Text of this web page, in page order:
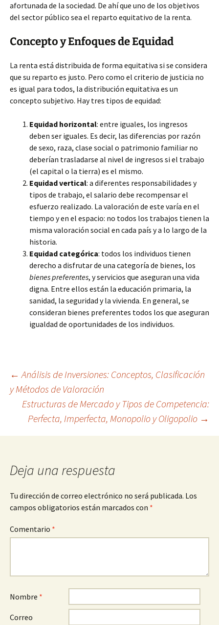
afortunada de la sociedad. De ahí que uno de los objetivos
del sector público sea el reparto equitativo de la renta.
Concepto y Enfoques de Equidad
La renta está distribuida de forma equitativa si se considera
que su reparto es justo. Pero como el criterio de justicia no
es igual para todos, la distribución equitativa es un
concepto subjetivo. Hay tres tipos de equidad:
Equidad horizontal: entre iguales, los ingresos
deben ser iguales. Es decir, las diferencias por razón
de sexo, raza, clase social o patrimonio familiar no
deberían trasladarse al nivel de ingresos si el trabajo
(el capital o la tierra) es el mismo.
Equidad vertical: a diferentes responsabilidades y
tipos de trabajo, el salario debe recompensar el
esfuerzo realizado. La valoración de este varía en el
tiempo y en el espacio: no todos los trabajos tienen la
misma valoración social en cada país y a lo largo de la
historia.
Equidad categórica: todos los individuos tienen
derecho a disfrutar de una categoría de bienes, los
bienes preferentes, y servicios que aseguran una vida
digna. Entre ellos están la educación primaria, la
sanidad, la seguridad y la vivienda. En general, se
consideran bienes preferentes todos los que aseguran
igualdad de oportunidades de los individuos.
Navegación
de
entradas
← Análisis de Inversiones: Conceptos, Clasificación
y Métodos de Valoración
Estructuras de Mercado y Tipos de Competencia:
Perfecta, Imperfecta, Monopolio y Oligopolio →
Deja una respuesta
Tu dirección de correo electrónico no será publicada. Los
campos obligatorios están marcados con *
Comentario *
Nombre *
Correo